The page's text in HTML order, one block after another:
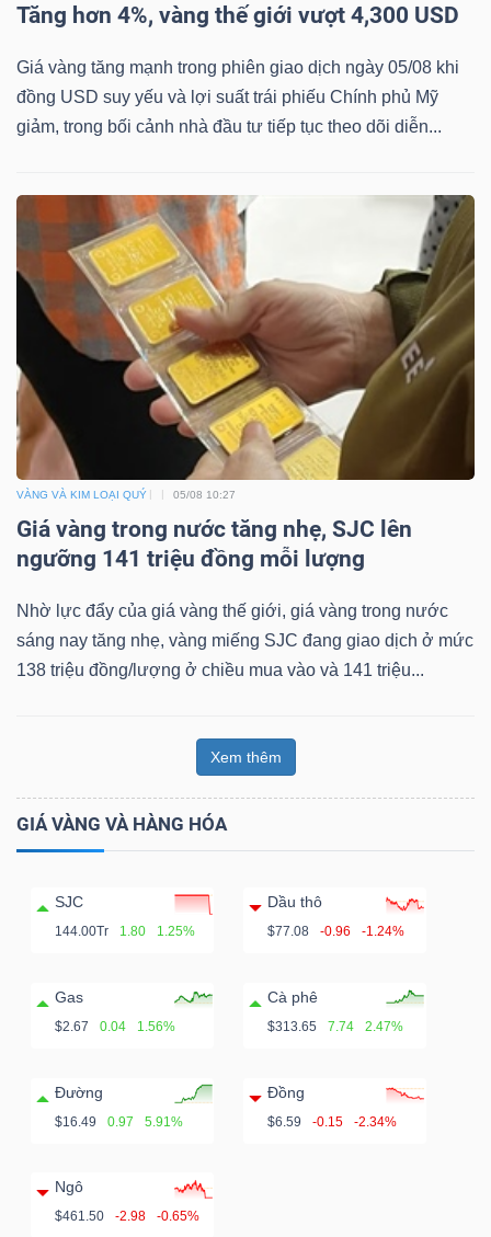
Tăng hơn 4%, vàng thế giới vượt 4,300 USD
Giá vàng tăng mạnh trong phiên giao dịch ngày 05/08 khi
đồng USD suy yếu và lợi suất trái phiếu Chính phủ Mỹ
giảm, trong bối cảnh nhà đầu tư tiếp tục theo dõi diễn...
VÀNG VÀ KIM LOẠI QUÝ 05/08 10:27
Giá vàng trong nước tăng nhẹ, SJC lên
ngưỡng 141 triệu đồng mỗi lượng
Nhờ lực đẩy của giá vàng thế giới, giá vàng trong nước
sáng nay tăng nhẹ, vàng miếng SJC đang giao dịch ở mức
138 triệu đồng/lượng ở chiều mua vào và 141 triệu...
Xem thêm
GIÁ VÀNG VÀ HÀNG HÓA
SJC
144.00Tr 1.80 1.25%
Dầu thô
$77.08 -0.96 -1.24%
Gas
$2.67 0.04 1.56%
Cà phê
$313.65 7.74 2.47%
Đường
$16.49 0.97 5.91%
Đồng
$6.59 -0.15 -2.34%
Ngô
$461.50 -2.98 -0.65%